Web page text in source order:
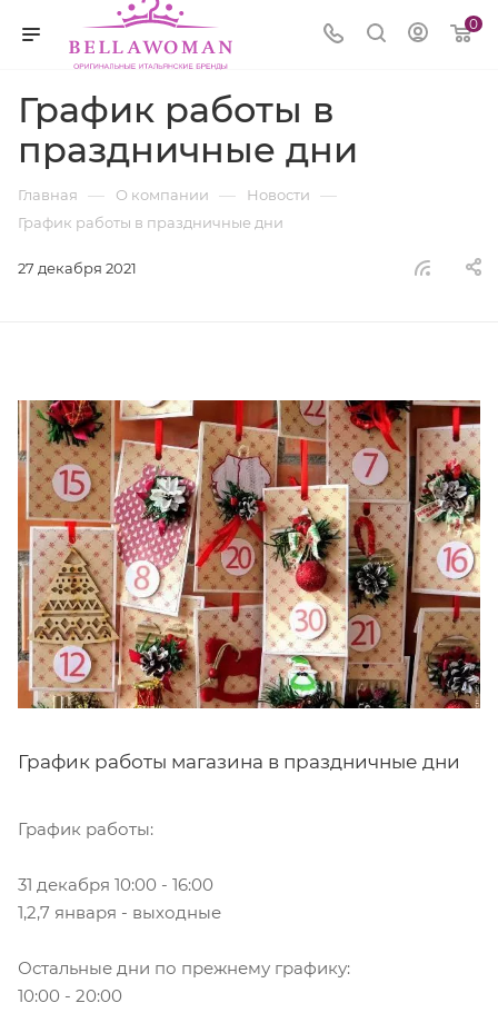
0
График работы в
праздничные дни
Главная — О компании — Новости —
График работы в праздничные дни
27 декабря 2021
График работы магазина в праздничные дни
График работы:
31 декабря 10:00 - 16:00
1,2,7 января - выходные
Остальные дни по прежнему графику:
10:00 - 20:00